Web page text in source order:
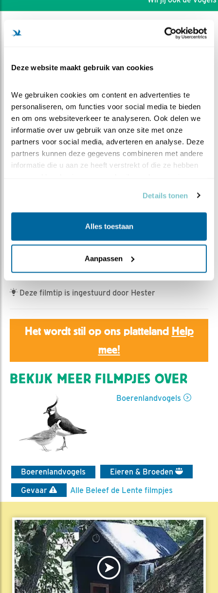
Deze website maakt gebruik van cookies
We gebruiken cookies om content en advertenties te
personaliseren, om functies voor social media te bieden
en om ons websiteverkeer te analyseren. Ook delen we
informatie over uw gebruik van onze site met onze
partners voor social media, adverteren en analyse. Deze
partners kunnen deze gegevens combineren met andere
informatie die u aan ze heeft verstrekt of die ze hebben
Details tonen
Alles toestaan
Aanpassen
DEEL DIT FILMPJE
Geen Scholekster, of toch wel
Bewaar dit filmpje|
Terwijl Grauwe ganzen rustig grazen en een tureluur
door het beeld wandelt naderen 2 scholeksters.
Deze filmtip is ingestuurd door Hester
Het wordt stil op ons platteland Help
mee!
BEKIJK MEER FILMPJES OVER
Boerenlandvogels
Boerenlandvogels
Eieren & Broeden
Gevaar
Alle Beleef de Lente filmpjes